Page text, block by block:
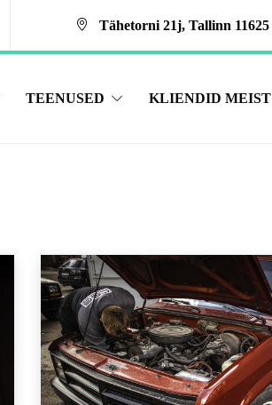
Tähetorni 21j, ­Tallinn 11625
TEENUSED KLIENDID MEIST